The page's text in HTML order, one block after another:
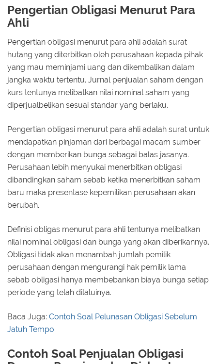
Pengertian Obligasi Menurut Para
Ahli
Pengertian obligasi menurut para ahli adalah surat
hutang yang diterbitkan oleh perusahaan kepada pihak
yang mau meminjami uang dan dikembalikan dalam
jangka waktu tertentu. Jurnal penjualan saham dengan
kurs tentunya melibatkan nilai nominal saham yang
diperjualbelikan sesuai standar yang berlaku.
Pengertian obligasi menurut para ahli adalah surat untuk
mendapatkan pinjaman dari berbagai macam sumber
dengan memberikan bunga sebagai balas jasanya.
Perusahaan lebih menyukai menerbitkan obligasi
dibandingkan saham sebab ketika menerbitkan saham
baru maka presentase kepemilikan perusahaan akan
berubah.
Definisi obligas menurut para ahli tentunya melibatkan
nilai nominal obligasi dan bunga yang akan diberikannya.
Obligasi tidak akan menambah jumlah pemilik
perusahaan dengan mengurangi hak pemilik lama
sebab obligasi hanya membebankan biaya bunga setiap
periode yang telah dilaluinya.
Baca Juga: Contoh Soal Pelunasan Obligasi Sebelum
Jatuh Tempo
Contoh Soal Penjualan Obligasi